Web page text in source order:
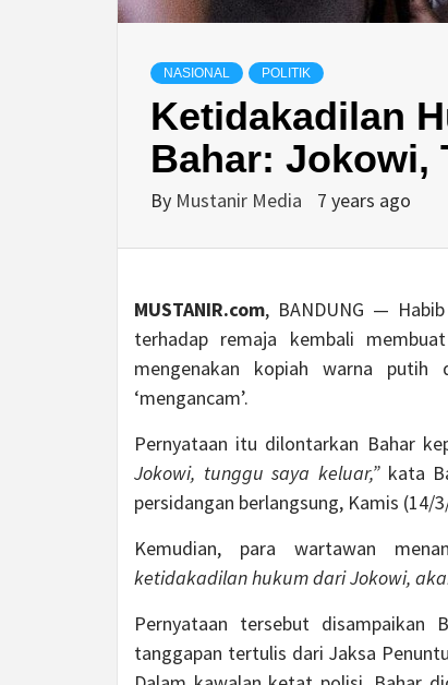
NASIONAL POLITIK
Ketidakadilan
Bahar: Jokowi,
By Mustanir Media 7 years ago
MUSTANIR.com, BANDUNG —
terhadap remaja kembali
mengenakan kopiah warna putih
‘mengancam’.
Pernyataan itu dilontarkan Bahar
Jokowi, tunggu saya keluar,”kata
persidangan berlangsung, Kamis (14/
Kemudian, para wartawan
ketidakadilan hukum dari Jokowi,
Pernyataan tersebut disampaikan
tanggapan tertulis dari Jaksa